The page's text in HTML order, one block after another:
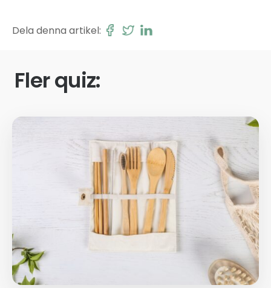
Dela denna artikel:
Fler quiz: